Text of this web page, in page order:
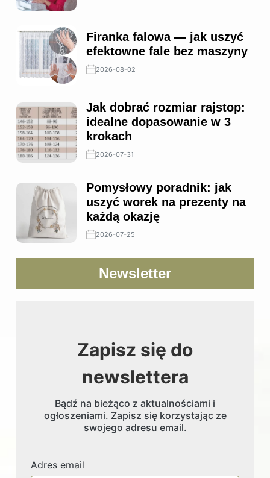
Firanka falowa — jak uszyć
efektowne fale bez maszyny
2026-08-02
Jak dobrać rozmiar rajstop:
idealne dopasowanie w 3
krokach
2026-07-31
Pomysłowy poradnik: jak
uszyć worek na prezenty na
każdą okazję
2026-07-25
Newsletter
Zapisz się do
newslettera
Bądź na bieżąco z aktualnościami i
ogłoszeniami. Zapisz się korzystając ze
swojego adresu email.
Adres email